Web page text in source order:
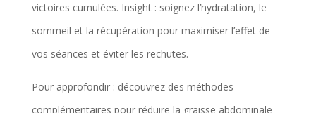
victoires cumulées. Insight : soignez l’hydratation, le
sommeil et la récupération pour maximiser l’effet de
vos séances et éviter les rechutes.
Pour approfondir : découvrez des méthodes
complémentaires pour réduire la graisse abdominale